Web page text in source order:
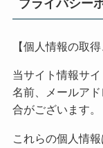
プライバシー
【個人情報の取
当サイト情報サ
名前、メールア
合がございます。
これらの個人情